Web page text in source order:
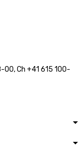
00, Ch +41 615 100-